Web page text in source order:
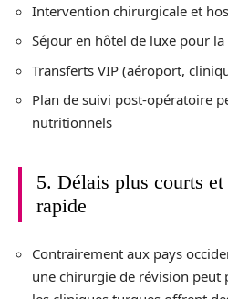
Intervention chirurgicale et
Séjour en hôtel de luxe pour la
Transferts VIP (aéroport,
Plan de suivi post-opératoire
nutritionnels
5. Délais plus courts et
rapide
Contrairement aux pays
une chirurgie de révision peut